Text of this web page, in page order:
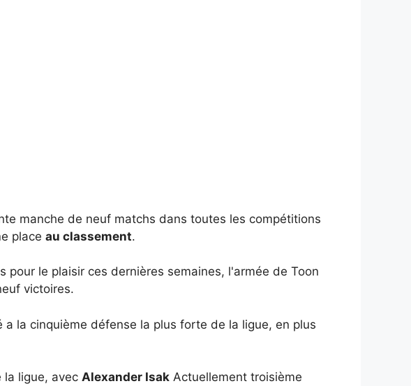
manche de neuf matchs dans toutes les compétitions
place au classement.
le plaisir ces dernières semaines, l'armée de Toon
victoires.
a la cinquième défense la plus forte de la ligue, en plus
ligue, avec Alexander Isak Actuellement troisième